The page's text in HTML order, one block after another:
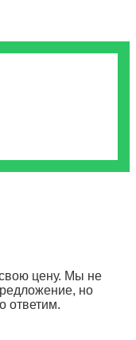
цену. Мы не
но
ответим.